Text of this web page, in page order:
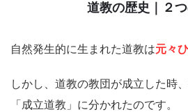
道教の歴史｜２
自然発生的に生まれた道教は元々
しかし、道教の教団が成立した時
「成立道教」に分かれたのです。